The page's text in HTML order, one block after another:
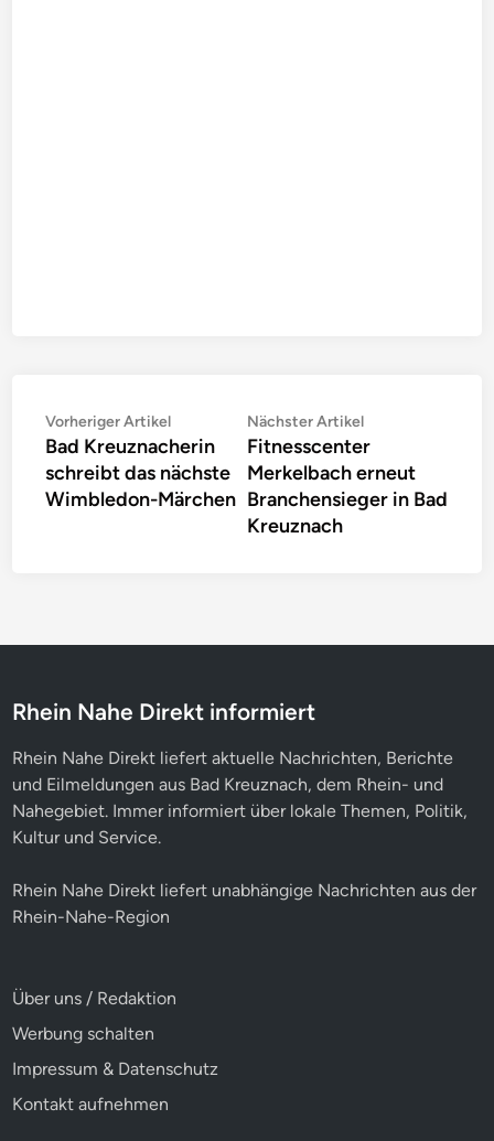
Beitragsnavigation
Vorheriger ArtikelVorheriger
Artikel:
Bad Kreuznacherin
schreibt das nächste
Wimbledon-Märchen
Nächster ArtikelNächster
Artikel:
Fitnesscenter
Merkelbach erneut
Branchensieger in Bad
Kreuznach
Rhein Nahe Direkt informiert
Rhein Nahe Direkt liefert aktuelle Nachrichten, Berichte
und Eilmeldungen aus Bad Kreuznach, dem Rhein- und
Nahegebiet. Immer informiert über lokale Themen, Politik,
Kultur und Service.
Rhein Nahe Direkt liefert unabhängige Nachrichten aus der
Rhein-Nahe-Region
Über uns / Redaktion
Werbung schalten
Impressum & Datenschutz
Kontakt aufnehmen